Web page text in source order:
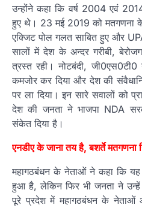
उन्‍होंने कहा कि वर्ष 2004 एवं
हुए थे। 23 मई 2019 को मतगणना के
एक्जिट पोल गलत साबित हुए और
सालों में देश के अन्दर गरीबी,
त्रस्त रही। नोटबंदी,
कमजोर कर दिया और देश की
पर ला दिया। इन सारे सवालों को
देश की जनता ने भाजपा NDA
संकेत दिया है।
एनडीए के जाना तय है, बशर्ते मतगणना
महागठबंधन के नेताओं ने कहा कि यह
हुआ है, लेकिन फिर भी जनता ने उन्हें
पूरे प्रदेश में महागठबंधन के नेताओं